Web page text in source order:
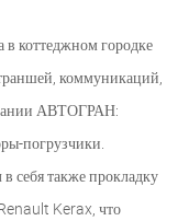
в коттеджном городке
коммуникаций,
АВТОГРАН:
погрузчики.
себя также прокладку
Kerax, что